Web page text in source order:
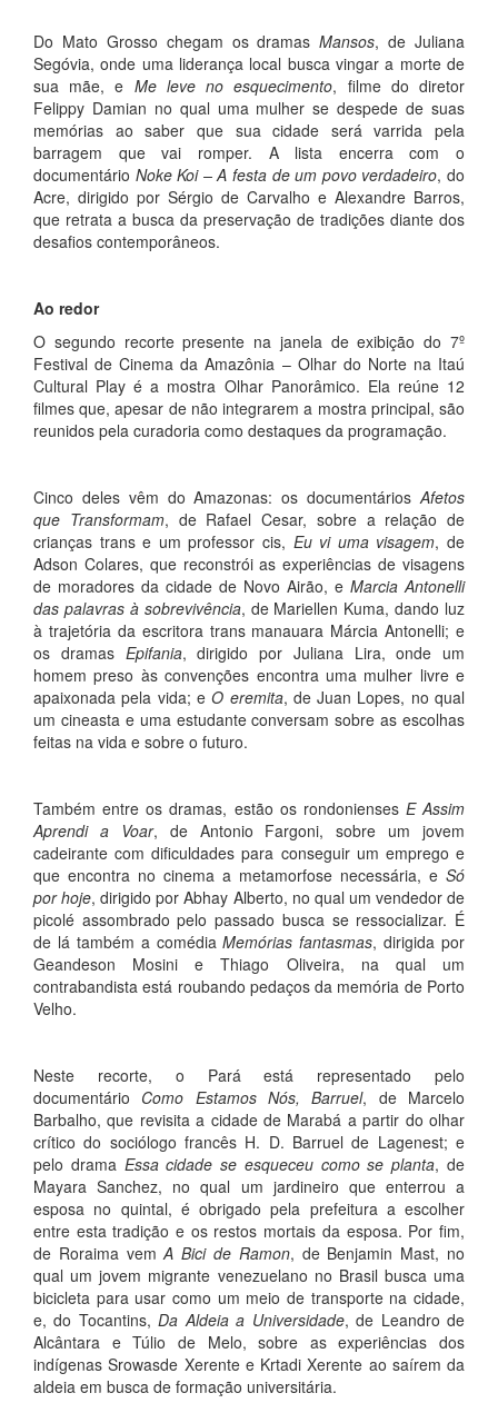
Do Mato Grosso chegam os dramasMansos, de Juliana
Segóvia, onde uma liderança local busca vingar a morte de
sua mãe, e Me leve no esquecimento, filme do diretor
Felippy Damian no qual uma mulher se despede de suas
memórias ao saber que sua cidade será varrida pela
barragem que vai romper. A lista encerra com o
documentário Noke Koi – A festa de um povo verdadeiro, do
Acre, dirigido por Sérgio de Carvalho e Alexandre Barros,
que retrata a busca da preservação de tradições diante dos
desafios contemporâneos.
Ao redor
O segundo recorte presente na janela de exibição do 7º
Festival de Cinema da Amazônia – Olhar do Norte na Itaú
Cultural Play é a mostra Olhar Panorâmico. Ela reúne 12
filmes que, apesar de não integrarem a mostra principal, são
reunidos pela curadoria como destaques da programação.
Cinco deles vêm do Amazonas: os documentários Afetos
que Transformam, de Rafael Cesar, sobre a relação de
crianças trans e um professor cis, Eu vi uma visagem, de
Adson Colares, que reconstrói as experiências de visagens
de moradores da cidade de Novo Airão, e Marcia Antonelli
das palavras à sobrevivência, de Mariellen Kuma, dando luz
à trajetória da escritora trans manauara Márcia Antonelli; e
os dramas Epifania, dirigido por Juliana Lira, onde um
homem preso às convenções encontra uma mulher livre e
apaixonada pela vida; eO eremita, de Juan Lopes, no qual
um cineasta e uma estudante conversam sobre as escolhas
feitas na vida e sobre o futuro.
Também entre os dramas, estão os rondonienses E Assim
Aprendi a Voar, de Antonio Fargoni, sobre um jovem
cadeirante com dificuldades para conseguir um emprego e
que encontra no cinema a metamorfose necessária, e Só
por hoje, dirigido por Abhay Alberto, no qual um vendedor de
picolé assombrado pelo passado busca se ressocializar. É
de lá também a comédiaMemórias fantasmas, dirigida por
Geandeson Mosini e Thiago Oliveira, na qual um
contrabandista está roubando pedaços da memória de Porto
Velho.
Neste recorte, o Pará está representado pelo
documentário Como Estamos Nós, Barruel, de Marcelo
Barbalho, que revisita a cidade de Marabá a partir do olhar
crítico do sociólogo francês H. D. Barruel de Lagenest; e
pelo drama Essa cidade se esqueceu como se planta, de
Mayara Sanchez, no qual um jardineiro que enterrou a
esposa no quintal, é obrigado pela prefeitura a escolher
entre esta tradição e os restos mortais da esposa. Por fim,
de Roraima vemA Bici de Ramon, de Benjamin Mast, no
qual um jovem migrante venezuelano no Brasil busca uma
bicicleta para usar como um meio de transporte na cidade,
e, do Tocantins,Da Aldeia a Universidade, de Leandro de
Alcântara e Túlio de Melo, sobre as experiências dos
indígenas Srowasde Xerente e Krtadi Xerente ao saírem da
aldeia em busca de formação universitária.